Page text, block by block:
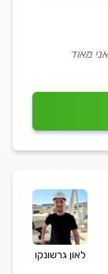
מאוד
לאון גרשונקו